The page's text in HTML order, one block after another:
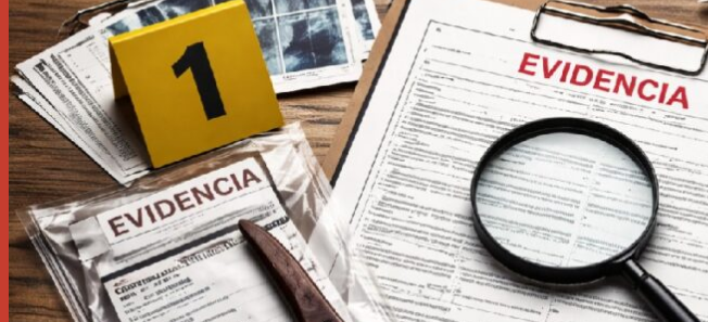
Mediación
Civil
Herencias
Arrendamientos
Accidentes
Divorcios